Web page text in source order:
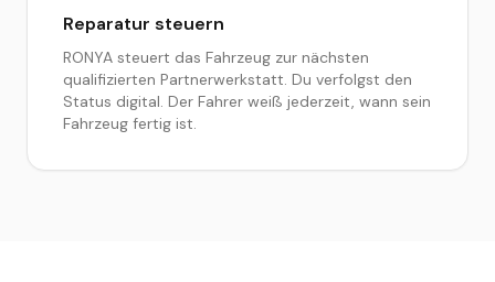
Reparatur steuern
RONYA steuert das Fahrzeug zur nächsten
qualifizierten Partnerwerkstatt. Du verfolgst den
Status digital. Der Fahrer weiß jederzeit, wann sein
Fahrzeug fertig ist.